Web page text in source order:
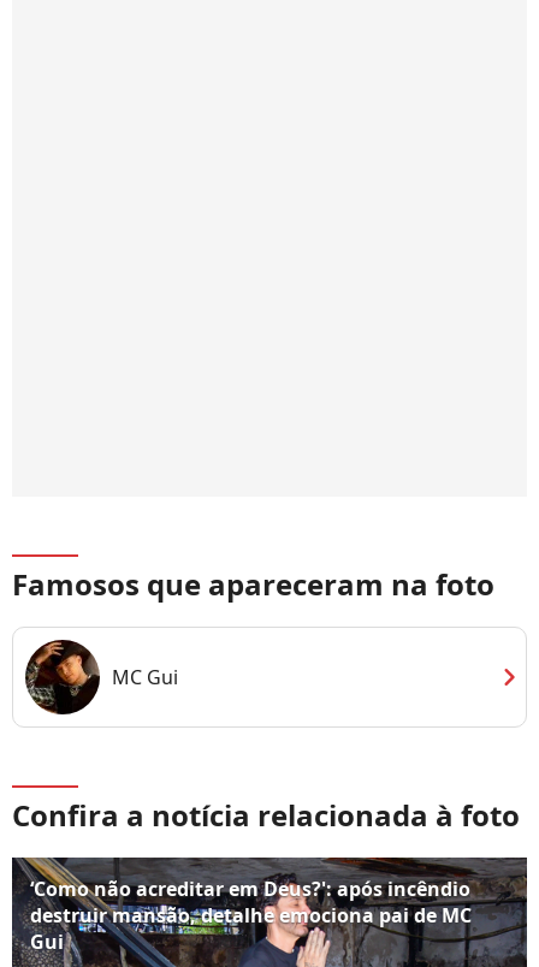
Famosos que apareceram na foto
MC Gui chevron_right
Confira a notícia relacionada à foto
‘Como não acreditar em Deus?': após incêndio
destruir mansão, detalhe emociona pai de MC
Gui